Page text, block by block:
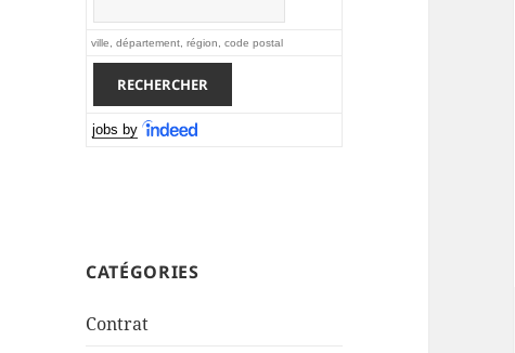
ville, département, région, code postal
jobs by
CATÉGORIES
Contrat